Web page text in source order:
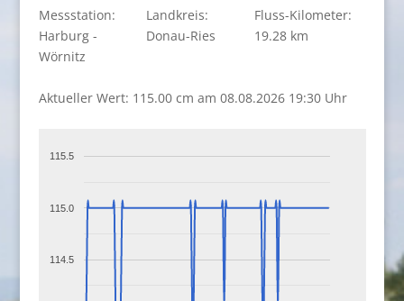
Messstation:
Harburg -
Wörnitz
Landkreis:
Donau-Ries
Fluss-Kilometer:
19.28 km
Aktueller Wert: 115.00 cm am 08.08.2026 19:30 Uhr
114.5
115.0
115.5